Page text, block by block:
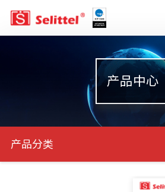
产品中心
产品分类